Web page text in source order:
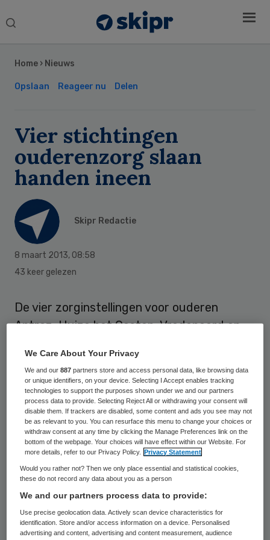
Search
Home › Nieuws
Opslaan Reageer nu Delen
Vier stichtingen
ouderenzorg slaan
handen ineen
Skipr Redactie
8 maart 2013, 08:58
43 keer gelezen
De vier zorginstellingen voor ouderen
Antroz, Huize het Oosten, Vredenoord en
gaan samenwerken om veranderingen in de
ouderenzorg het hoofd te bieden. Zij
hebben hiertoe op 6 maart een
intentieverklaring ondertekend.
Zij willen samenwerken “vanuit een
zelfstandige, niet gefuseerde positie
waarin de eigen identiteit gewaarborgd
blijft”, zegt Francine Witten,
beleidsmedewerker Communicatie en
Projecten bij Huize Het Oosten in Bilthoven.
Sidebar
We Care About Your Privacy
We and our887 partners store and access personal data, like browsing data
or unique identifiers, on your device. Selecting I Accept enables tracking
technologies to support the purposes shown under we and our partners
process data to provide. Selecting Reject All or withdrawing your consent will
disable them. If trackers are disabled, some content and ads you see may not
be as relevant to you. You can resurface this menu to change your choices or
withdraw consent at any time by clicking the Manage Preferences link on the
bottom of the webpage. Your choices will have effect within our Website. For
more details, refer to our Privacy Policy.
Privacy Statement
Would you rather not? Then we only place essential and statistical cookies,
these do not record any data about you as a person
We and our partners process data to provide:
Use precise geolocation data. Actively scan device characteristics for
identification. Store and/or access information on a device. Personalised
advertising and content, advertising and content measurement, audience